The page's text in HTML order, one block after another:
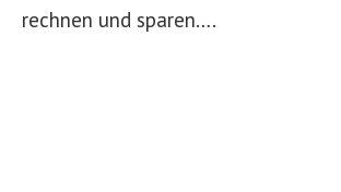
rechnen und sparen….